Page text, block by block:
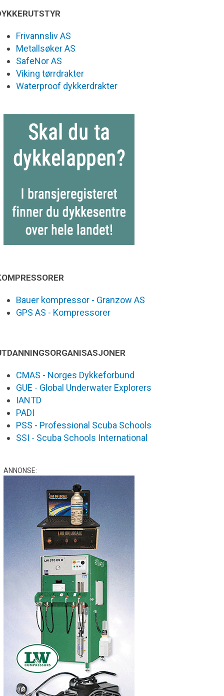
Frivannsliv AS
Metallsøker AS
SafeNor AS
Viking tørrdrakter
Waterproof dykkerdrakter
Bauer kompressor - Granzow AS
GPS AS - Kompressorer
CMAS - Norges Dykkeforbund
GUE - Global Underwater Explorers
IANTD
PADI
PSS - Professional Scuba Schools
SSI - Scuba Schools International
ANNONSE: